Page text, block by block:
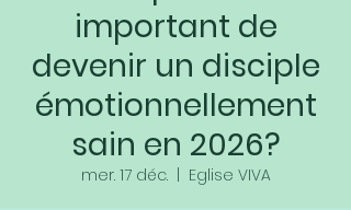
important de
devenir un disciple
émotionnellement
sain en 2026?
mer. 17 déc.
  |
Eglise VIVA